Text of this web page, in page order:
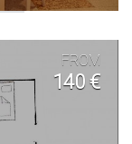
FROM
140 €